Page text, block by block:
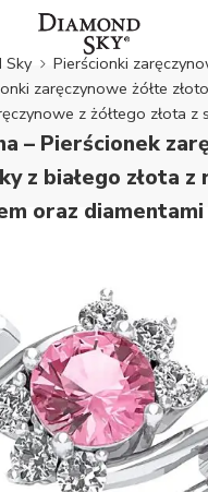
Sky
Pierścionki
zaręczynowe żółte złoto
z żółtego złota z
– Pierścionek
z białego złota z
oraz